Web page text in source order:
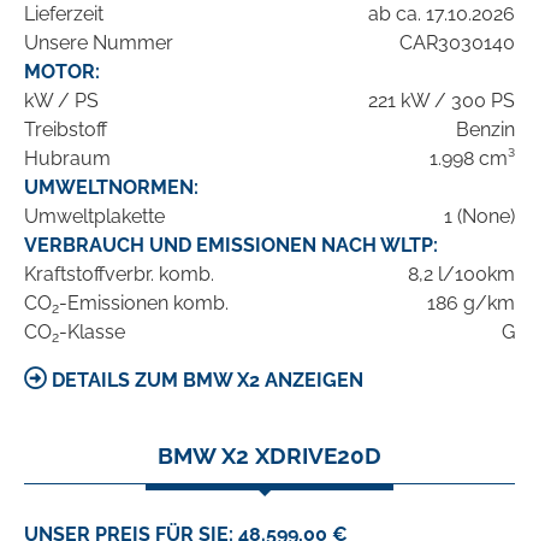
Lieferzeit
ab ca. 17.10.2026
Unsere Nummer
CAR3030140
MOTOR:
kW / PS
221 kW / 300 PS
Treibstoff
Benzin
Hubraum
1.998 cm³
UMWELTNORMEN:
Umweltplakette
1 (None)
VERBRAUCH UND EMISSIONEN NACH WLTP:
Kraftstoffverbr. komb.
8,2 l/100km
CO2-Emissionen komb.
186 g/km
CO2-Klasse G
DETAILS ZUM BMW X2 ANZEIGEN
BMW X2 XDRIVE20D
UNSER PREIS FÜR SIE: 48.599,00 €